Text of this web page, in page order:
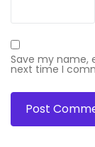
Save my name,
next time I